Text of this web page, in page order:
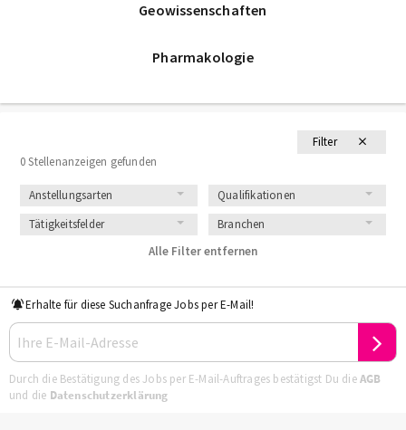
Filter
0 Stellenanzeigen gefunden
Anstellungsarten
Qualifikationen
Tätigkeitsfelder
Branchen
Alle Filter entfernen
Erhalte für diese Suchanfrage Jobs per E-Mail!
Durch die Bestätigung des Jobs per E-Mail-Auftrages bestätigst Du dieAGB
und die Datenschutzerklärung
Geowissenschaften
Pharmakologie